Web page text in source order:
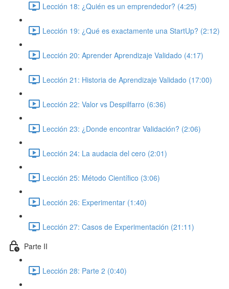
Lección 18: ¿Quién es un emprendedor? (4:25)
Lección 19: ¿Qué es exactamente una StartUp? (2:12)
Lección 20: Aprender Aprendizaje Validado (4:17)
Lección 21: Historia de Aprendizaje Validado (17:00)
Lección 22: Valor vs Despilfarro (6:36)
Lección 23: ¿Donde encontrar Validación? (2:06)
Lección 24: La audacia del cero (2:01)
Lección 25: Método Científico (3:06)
Lección 26: Experimentar (1:40)
Lección 27: Casos de Experimentación (21:11)
Parte II
Lección 28: Parte 2 (0:40)